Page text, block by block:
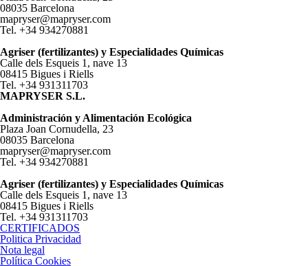
08035 Barcelona
mapryser@mapryser.com
Tel. +34 934270881
Agriser (fertilizantes) y Especialidades Químicas
Calle dels Esqueis 1, nave 13
08415 Bigues i Riells
Tel. +34 931311703
MAPRYSER S.L.
Administración y Alimentación Ecológica
Plaza Joan Cornudella, 23
08035 Barcelona
mapryser@mapryser.com
Tel. +34 934270881
Agriser (fertilizantes) y Especialidades Químicas
Calle dels Esqueis 1, nave 13
08415 Bigues i Riells
Tel. +34 931311703
CERTIFICADOS
Politica Privacidad
Nota legal
Política Cookies